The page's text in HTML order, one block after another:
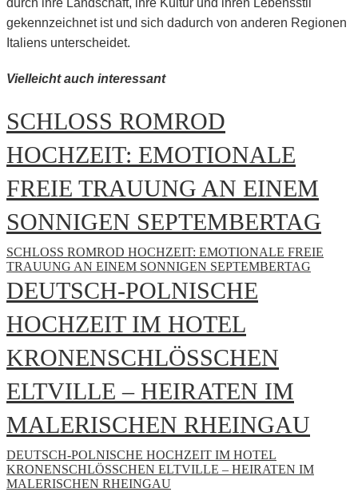
durch ihre Landschaft, ihre Kultur und ihren Lebensstil
gekennzeichnet ist und sich dadurch von anderen Regionen
Italiens unterscheidet.
Vielleicht auch interessant
SCHLOSS ROMROD
HOCHZEIT: EMOTIONALE
FREIE TRAUUNG AN EINEM
SONNIGEN SEPTEMBERTAG
SCHLOSS ROMROD HOCHZEIT: EMOTIONALE FREIE
TRAUUNG AN EINEM SONNIGEN SEPTEMBERTAG
DEUTSCH-POLNISCHE
HOCHZEIT IM HOTEL
KRONENSCHLÖSSCHEN
ELTVILLE – HEIRATEN IM
MALERISCHEN RHEINGAU
DEUTSCH-POLNISCHE HOCHZEIT IM HOTEL
KRONENSCHLÖSSCHEN ELTVILLE – HEIRATEN IM
MALERISCHEN RHEINGAU